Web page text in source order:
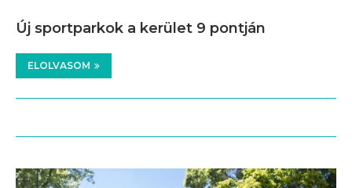
Új sportparkok a kerület 9 pontján
ELOLVASOM